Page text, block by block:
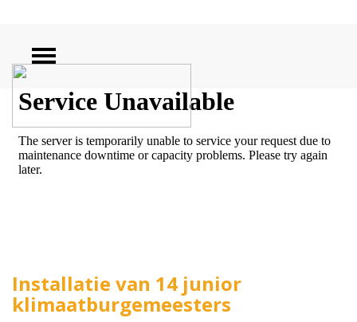
ZOEKEN
Installatie van 14 junior
klimaatburgemeesters